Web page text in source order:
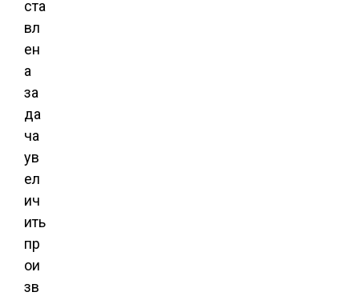
ста
вл
ен
а
за
да
ча
ув
ел
ич
ить
пр
ои
зв